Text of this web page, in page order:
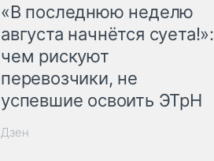
«В последнюю неделю
августа начнётся суета!»:
чем рискуют
перевозчики, не
успевшие освоить ЭТрН
Дзен